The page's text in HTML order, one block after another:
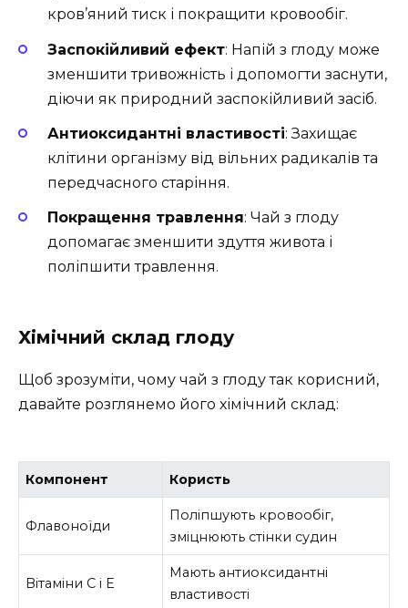
кров’яний тиск і покращити кровообіг.
Заспокійливий ефект: Напій з глоду може
зменшити тривожність і допомогти заснути,
діючи як природний заспокійливий засіб.
Антиоксидантні властивості: Захищає
клітини організму від вільних радикалів та
передчасного старіння.
Покращення травлення: Чай з глоду
допомагає зменшити здуття живота і
поліпшити травлення.
Хімічний склад глоду
Щоб зрозуміти, чому чай з глоду так корисний,
давайте розглянемо його хімічний склад:
Компонент Користь
Флавоноїди
Поліпшують кровообіг,
зміцнюють стінки судин
Вітаміни C і E
Мають антиоксидантні
властивості